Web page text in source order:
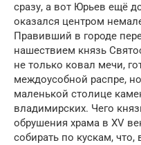
сразу, а вот Юрьев ещё
оказался центром
Правивший в городе
нашествием князь
не только ковал мечи,
междоусобной распре,
маленькой столице
владимирских. Чего
обрушения храма в XV
собирать по кускам,